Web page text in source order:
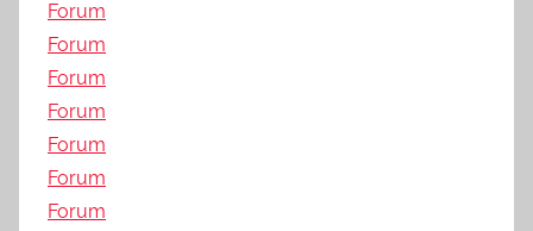
Forum
Forum
Forum
Forum
Forum
Forum
Forum